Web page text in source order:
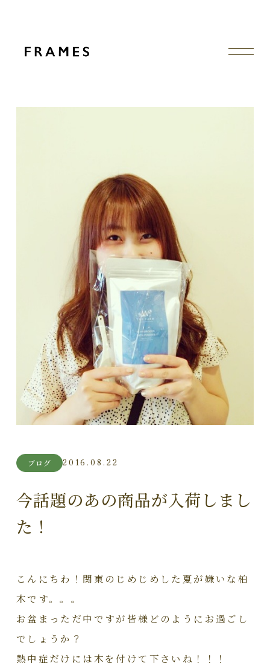
ブログ 2016.08.22
今話題のあの商品が入荷しまし
た！
こんにちわ！関東のじめじめした夏が嫌いな柏
木です。。。
お盆まっただ中ですが皆様どのようにお過ごし
でしょうか？
熱中症だけには木を付けて下さいね！！！